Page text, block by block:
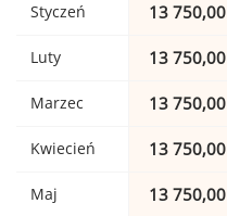
Styczeń 13 750,00
Luty 13 750,00
Marzec 13 750,00
Kwiecień 13 750,00
Maj 13 750,00